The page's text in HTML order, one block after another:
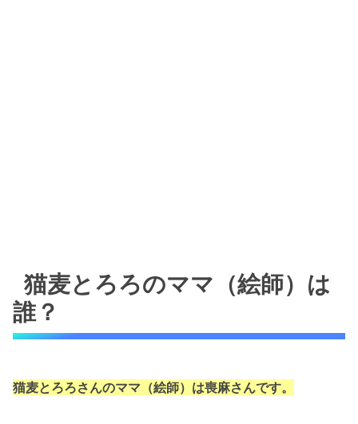
猫麦とろろのママ（絵師）は
誰？
猫麦とろろさんのママ（絵師）は喪麻さんです。